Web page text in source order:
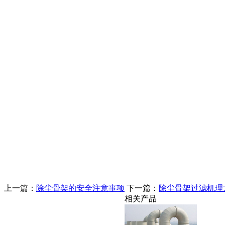
上一篇： 除尘骨架的安全注意事项 下一篇： 除尘骨架过滤机理
相关产品